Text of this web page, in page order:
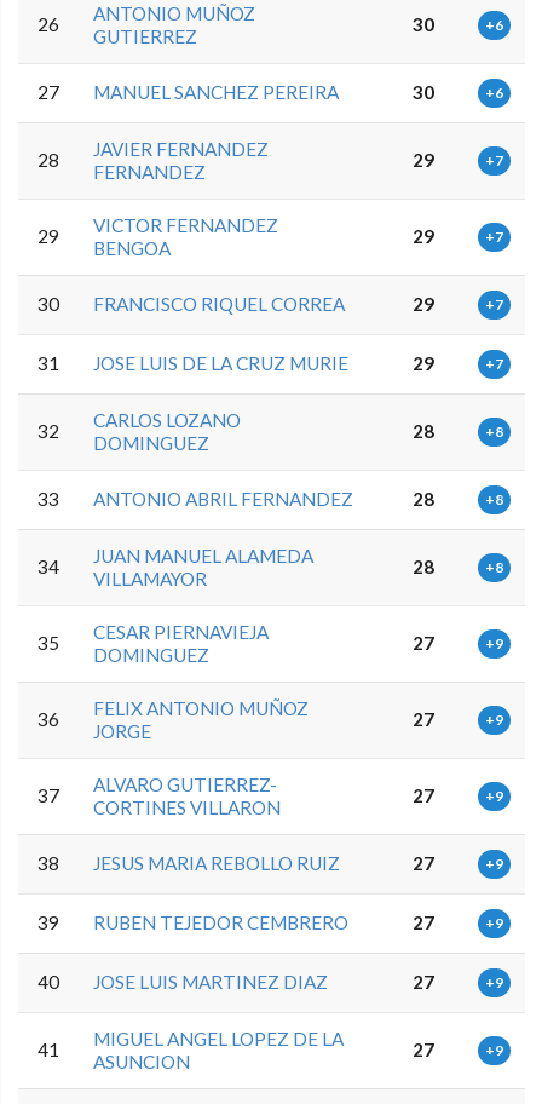
26
ANTONIO MUÑOZ
GUTIERREZ
30 +6
27 MANUEL SANCHEZ PEREIRA 30 +6
28
JAVIER FERNANDEZ
FERNANDEZ
29 +7
29
VICTOR FERNANDEZ
BENGOA
29 +7
30 FRANCISCO RIQUEL CORREA 29 +7
31 JOSE LUIS DE LA CRUZ MURIE 29 +7
32
CARLOS LOZANO
DOMINGUEZ
28 +8
33 ANTONIO ABRIL FERNANDEZ 28 +8
34
JUAN MANUEL ALAMEDA
VILLAMAYOR
28 +8
35
CESAR PIERNAVIEJA
DOMINGUEZ
27 +9
36
FELIX ANTONIO MUÑOZ
JORGE
27 +9
37
ALVARO GUTIERREZ-
CORTINES VILLARON
27 +9
38 JESUS MARIA REBOLLO RUIZ 27 +9
39 RUBEN TEJEDOR CEMBRERO 27 +9
40 JOSE LUIS MARTINEZ DIAZ 27 +9
41
MIGUEL ANGEL LOPEZ DE LA
ASUNCION
27 +9